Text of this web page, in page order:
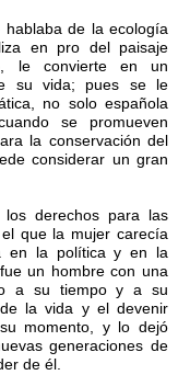
de la ecología
en pro del paisaje
le convierte en un
su vida; pues se le
no solo española
se promueven
la conservación del
considerar un gran
derechos para las
que la mujer carecía
en la política y en la
un hombre con una
a su tiempo y a su
la vida y el devenir
momento, y lo dejó
generaciones de
de él.